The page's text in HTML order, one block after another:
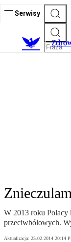
Serwisy
Z
W 2013 roku
przeciwbólowych.
Aktualizacja: 25.02.2014 20:14